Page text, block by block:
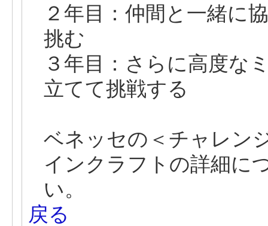
２年目：仲間と一緒に
挑む
３年目：さらに高度な
立てて挑戦する
ベネッセの＜チャレン
インクラフトの詳細に
い。
戻る